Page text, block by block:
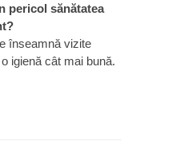
pericol sănătatea
înseamnă vizite
igienă cât mai bună.